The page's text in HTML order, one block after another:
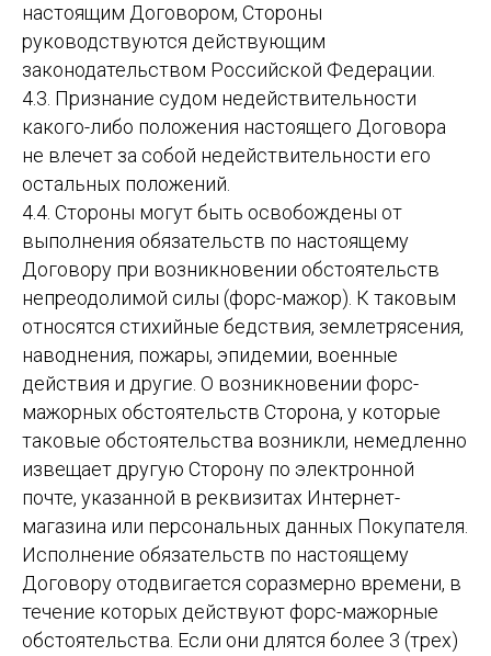
настоящим Договором, Cтороны
руководствуются действующим
законодательством Российской Федерации.
4.3. Признание судом недействительности
какого-либо положения настоящего Договора
не влечет за собой недействительности его
остальных положений.
4.4. Стороны могут быть освобождены от
выполнения обязательств по настоящему
Договору при возникновении обстоятельств
непреодолимой силы (форс-мажор). К таковым
относятся стихийные бедствия, землетрясения,
наводнения, пожары, эпидемии, военные
действия и другие. О возникновении форс-
мажорных обстоятельств Сторона, у которые
таковые обстоятельства возникли, немедленно
извещает другую Сторону по электронной
почте, указанной в реквизитах Интернет-
магазина или персональных данных Покупателя.
Исполнение обязательств по настоящему
Договору отодвигается соразмерно времени, в
течение которых действуют форс-мажорные
обстоятельства. Если они длятся более 3 (трех)